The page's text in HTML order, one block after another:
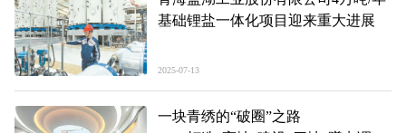
基础锂盐一体化项目迎来重大进展
2025-07-13
一块青绣的“破圈”之路